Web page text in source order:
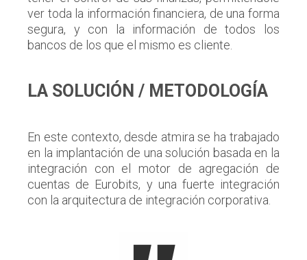
ver toda la información financiera, de una forma
segura, y con la información de todos los
bancos de los que el mismo es cliente.
LA SOLUCIÓN / METODOLOGÍA
En este contexto, desde atmira se ha trabajado
en la implantación de una solución basada en la
integración con el motor de agregación de
cuentas de Eurobits, y una fuerte integración
con la arquitectura de integración corporativa.